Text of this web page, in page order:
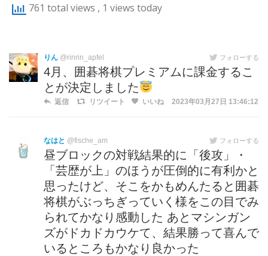
761 total views , 1 views today
りん @rinrin_apfel フォローする
4月、囲碁将棋プレミアムに課金するこ
とが決定しました
返信 リツイート いいね 2023年03月27日 13:46:12
なはと @fische_am フォローする
昼ブロックの対戦結果的に「後攻」・
「芸歴が上」のほうが圧倒的に有利かと
思ったけど、そこをかもめんたると囲碁
将棋がぶっちぎっていく様をこの目でみ
られてかなり感動した あとマシンガン
ズがドカドカウケて、結果勝って喜んで
いるところもかなり良かった